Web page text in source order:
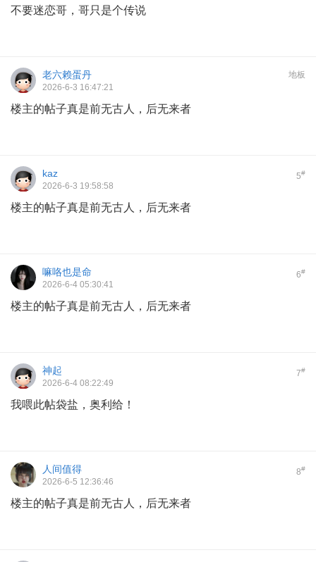
不要迷恋哥，哥只是个传说
地板
老六赖蛋丹
2026-6-3 16:47:21
楼主的帖子真是前无古人，后无来者
5#
kaz
2026-6-3 19:58:58
楼主的帖子真是前无古人，后无来者
6#
嘛咯也是命
2026-6-4 05:30:41
楼主的帖子真是前无古人，后无来者
7#
神起
2026-6-4 08:22:49
我喂此帖袋盐，奥利给！
8#
人间值得
2026-6-5 12:36:46
楼主的帖子真是前无古人，后无来者